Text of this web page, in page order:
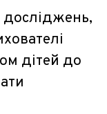
дітей до